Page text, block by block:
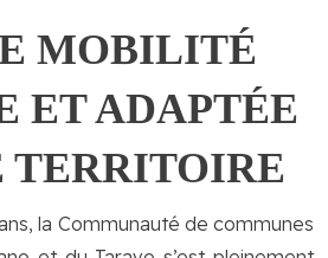
MOBILITÉ
ET ADAPTÉE
TERRITOIRE
la Communauté de communes